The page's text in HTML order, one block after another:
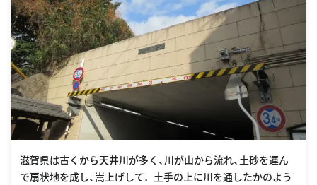
滋賀県は古くから天井川が多く、川が山から流れ、土砂を運ん
で扇状地を成し、嵩上げして．土手の上に川を通したかのよう